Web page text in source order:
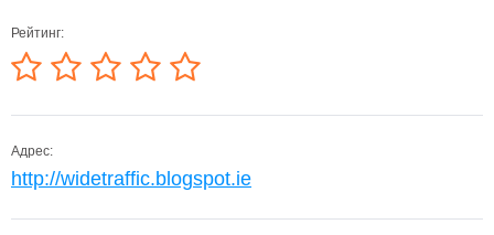
Рейтинг:
Адрес:
http://widetraffic.blogspot.ie